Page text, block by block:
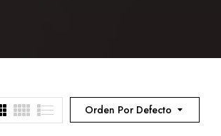
Orden Por Defecto